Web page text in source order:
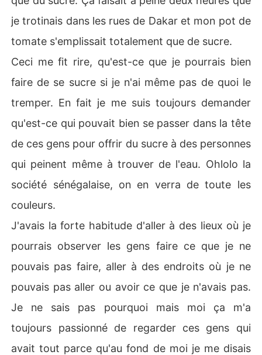
je trotinais dans les rues de Dakar et mon pot de
tomate s'emplissait totalement que de sucre.
Ceci me fit rire, qu'est-ce que je pourrais bien
faire de se sucre si je n'ai même pas de quoi le
tremper. En fait je me suis toujours demander
qu'est-ce qui pouvait bien se passer dans la tête
de ces gens pour offrir du sucre à des personnes
qui peinent même à trouver de l'eau. Ohlolo la
société sénégalaise, on en verra de toute les
couleurs.
J'avais la forte habitude d'aller à des lieux où je
pourrais observer les gens faire ce que je ne
pouvais pas faire, aller à des endroits où je ne
pouvais pas aller ou avoir ce que je n'avais pas.
Je ne sais pas pourquoi mais moi ça m'a
toujours passionné de regarder ces gens qui
avait tout parce qu'au fond de moi je me disais